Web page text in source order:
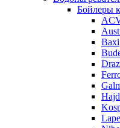
Бойлеры
Baxi